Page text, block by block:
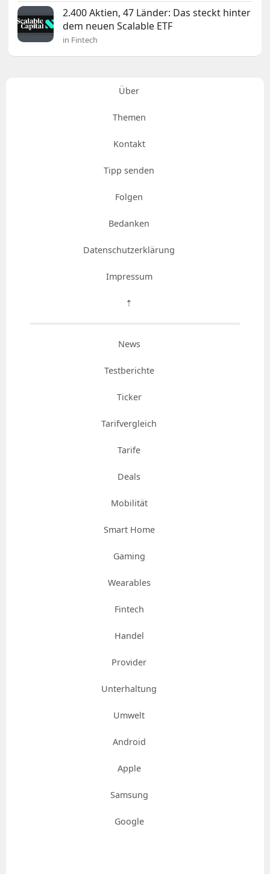
2.400 Aktien, 47 Länder: Das steckt hinter
dem neuen Scalable ETF
in Fintech
Über
Themen
Kontakt
Tipp senden
Folgen
Bedanken
Datenschutzerklärung
Impressum
⇡
News
Testberichte
Ticker
Tarifvergleich
Tarife
Deals
Mobilität
Smart Home
Gaming
Wearables
Fintech
Handel
Provider
Unterhaltung
Umwelt
Android
Apple
Samsung
Google